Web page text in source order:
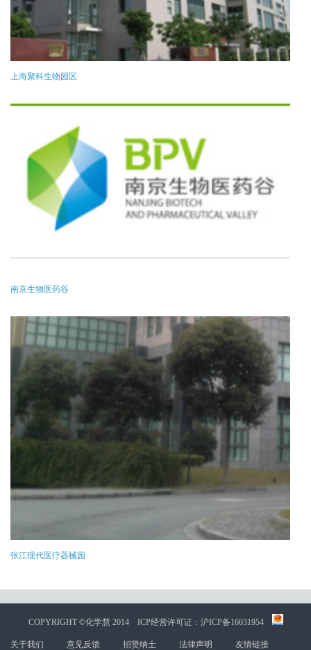
上海聚科生物园区
南京生物医药谷
张江现代医疗器械园
COPYRIGHT ©化学慧 2014 ICP经营许可证：沪ICP备16031954
关于我们 意见反馈 招贤纳士 法律声明 友情链接